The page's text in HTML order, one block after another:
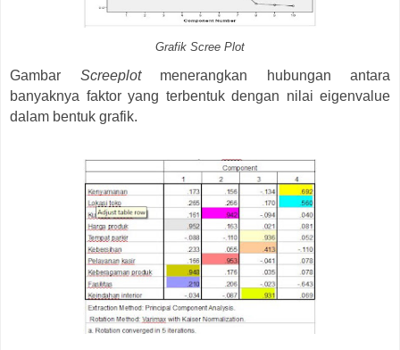
Grafik Scree Plot
Gambar Screeplotmenerangkan hubungan antara
banyaknya faktor yang terbentuk dengan nilai eigenvalue
dalam bentuk grafik.